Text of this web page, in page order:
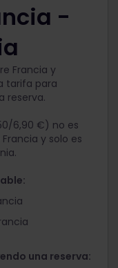
-
Francia y
tarifa para
reserva.
6,90 €) no es
y solo es
una reserva: